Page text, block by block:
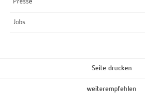
Presse
Jobs
Seite drucken
weiterempfehlen